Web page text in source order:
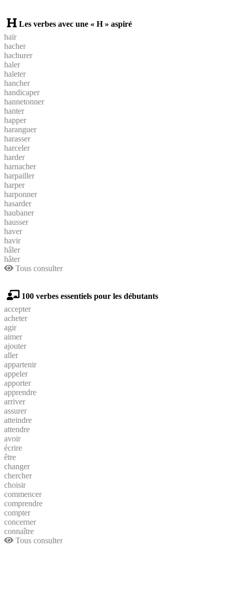
Les verbes avec une « H » aspiré
haïr
hacher
hachurer
haler
haleter
hancher
handicaper
hannetonner
hanter
happer
haranguer
harasser
harceler
harder
harnacher
harpailler
harper
harponner
hasarder
haubaner
hausser
haver
havir
hâler
hâter
Tous consulter
100 verbes essentiels pour les débutants
accepter
acheter
agir
aimer
ajouter
aller
appartenir
appeler
apporter
apprendre
arriver
assurer
atteindre
attendre
avoir
écrire
être
changer
chercher
choisir
commencer
comprendre
compter
concerner
connaître
Tous consulter